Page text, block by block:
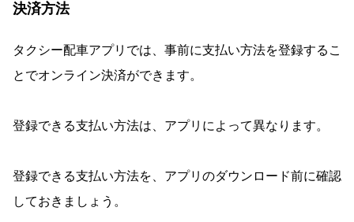
決済方法
タクシー配車アプリでは、事前に支払い方法を登録するこ
とでオンライン決済ができます。
登録できる支払い方法は、アプリによって異なります。
登録できる支払い方法を、アプリのダウンロード前に確認
しておきましょう。